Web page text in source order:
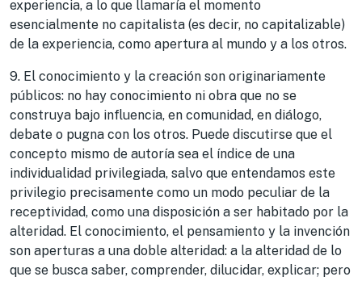
experiencia, a lo que llamaría el momento
esencialmente no capitalista (es decir, no capitalizable)
de la experiencia, como apertura al mundo y a los otros.
9. El conocimiento y la creación son originariamente
públicos: no hay conocimiento ni obra que no se
construya bajo influencia, en comunidad, en diálogo,
debate o pugna con los otros. Puede discutirse que el
concepto mismo de autoría sea el índice de una
individualidad privilegiada, salvo que entendamos este
privilegio precisamente como un modo peculiar de la
receptividad, como una disposición a ser habitado por la
alteridad. El conocimiento, el pensamiento y la invención
son aperturas a una doble alteridad: a la alteridad de lo
que se busca saber, comprender, dilucidar, explicar; pero